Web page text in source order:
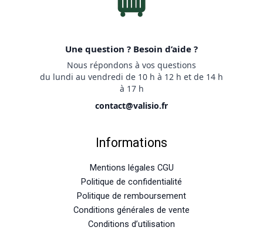
Une question ? Besoin d’aide ?
Nous répondons à vos questions
du lundi au vendredi de 10 h à 12 h et de 14 h
à 17 h
contact@valisio.fr
Informations
Mentions légales CGU
Politique de confidentialité
Politique de remboursement
Conditions générales de vente
Conditions d’utilisation